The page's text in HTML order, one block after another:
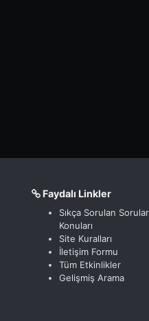
Faydalı Linkler
Sıkça Sorulan
Konuları
Site Kuralları
İletişim Formu
Tüm Etkinlikler
Gelişmiş Arama